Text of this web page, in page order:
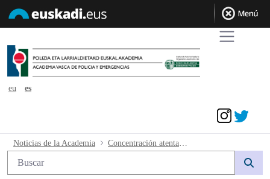
eu
es
Concentración atentado Manchester -
Noticias de la Academia
Búsqueda web